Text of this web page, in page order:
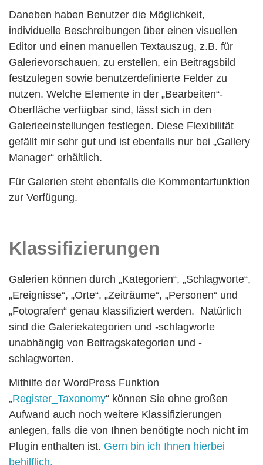
Daneben haben Benutzer die Möglichkeit,
individuelle Beschreibungen über einen visuellen
Editor und einen manuellen Textauszug, z.B. für
Galerievorschauen, zu erstellen, ein Beitragsbild
festzulegen sowie benutzerdefinierte Felder zu
nutzen. Welche Elemente in der „Bearbeiten“-
Oberfläche verfügbar sind, lässt sich in den
Galerieeinstellungen festlegen. Diese Flexibilität
gefällt mir sehr gut und ist ebenfalls nur bei „Gallery
Manager“ erhältlich.
Für Galerien steht ebenfalls die Kommentarfunktion
zur Verfügung.
Klassifizierungen
Galerien können durch „Kategorien“, „Schlagworte“,
„Ereignisse“, „Orte“, „Zeiträume“, „Personen“ und
„Fotografen“ genau klassifiziert werden. Natürlich
sind die Galeriekategorien und -schlagworte
unabhängig von Beitragskategorien und -
schlagworten.
Mithilfe der WordPress Funktion
„Register_Taxonomy“ können Sie ohne großen
Aufwand auch noch weitere Klassifizierungen
anlegen, falls die von Ihnen benötigte noch nicht im
Plugin enthalten ist. Gern bin ich Ihnen hierbei
behilflich.